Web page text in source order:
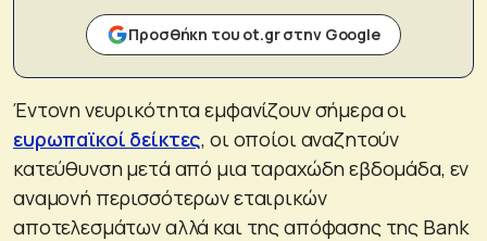
Προσθήκη του ot.gr στην Google
Έντονη νευρικότητα εμφανίζουν σήμερα οι
ευρωπαϊκοί δείκτες, οι οποίοι αναζητούν
κατεύθυνση μετά από μια ταραχώδη εβδομάδα, εν
αναμονή περισσότερων εταιρικών
αποτελεσμάτων αλλά και της απόφασης της Bank